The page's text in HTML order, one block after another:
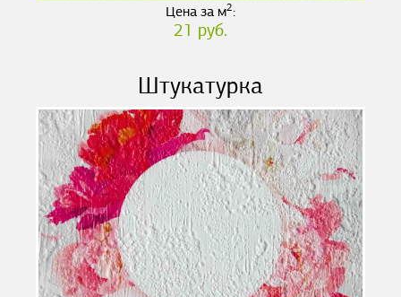
Цена за м2:
21 руб.
Штукатурка